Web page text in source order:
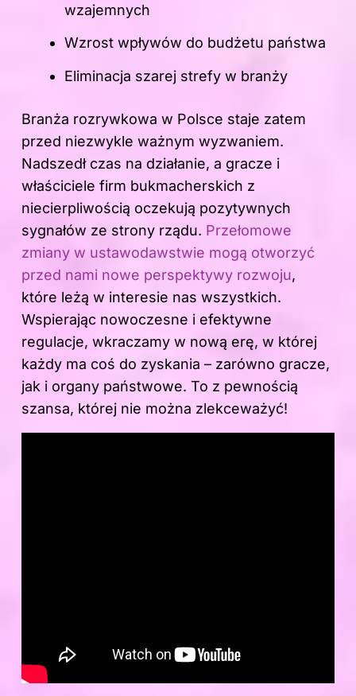
wzajemnych
Wzrost wpływów do budżetu państwa
Eliminacja szarej strefy w branży
Branża rozrywkowa w Polsce staje zatem
przed niezwykle ważnym wyzwaniem.
Nadszedł czas na działanie, a gracze i
właściciele firm bukmacherskich z
niecierpliwością oczekują pozytywnych
sygnałów ze strony rządu. Przełomowe
zmiany w ustawodawstwie mogą otworzyć
przed nami nowe perspektywy rozwoju,
które leżą w interesie nas wszystkich.
Wspierając nowoczesne i efektywne
regulacje, wkraczamy w nową erę, w której
każdy ma coś do zyskania – zarówno gracze,
jak i organy państwowe. To z pewnością
szansa, której nie można zlekceważyć!